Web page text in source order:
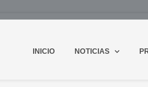
INICIO NOTICIAS